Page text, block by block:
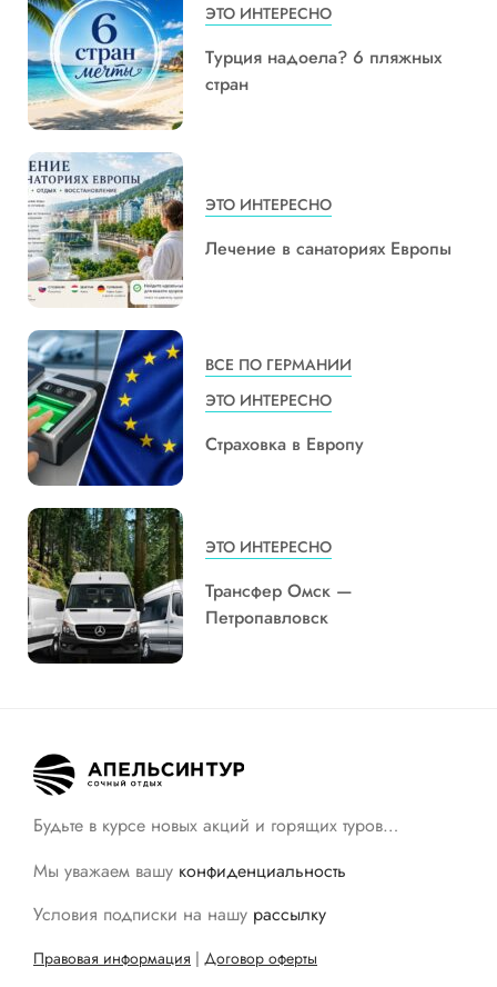
ЭТО ИНТЕРЕСНО
Турция надоела? 6 пляжных
стран
ЭТО ИНТЕРЕСНО
Лечение в санаториях Европы
ВСЕ ПО ГЕРМАНИИ
ЭТО ИНТЕРЕСНО
Страховка в Европу
ЭТО ИНТЕРЕСНО
Трансфер Омск —
Петропавловск
Будьте в курсе новых акций и горящих туров…
Мы уважаем вашу конфиденциальность
Условия подписки на нашу рассылку
Правовая информация | Договор оферты